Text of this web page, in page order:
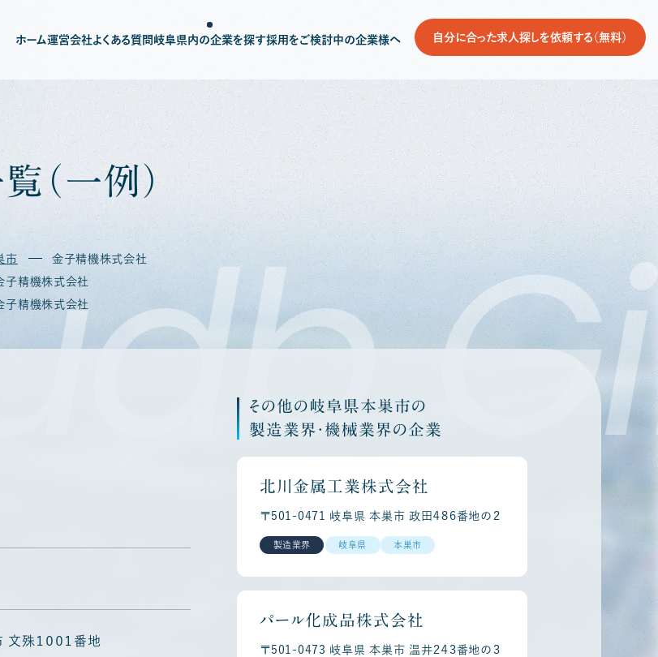
ホーム運営会社よくある質問 岐阜県内の企業を探す採用をご検討中の企業様へ 自分に合った求人探しを依頼する（無料）
覧 （ 一例 ）
市
金子精機株式会社
子精機株式会社
子精機株式会社
殊１００１番地
その他の岐阜県本巣市の
製造業界・機械業界の企業
北川金属工業株式会社
〒501-0471 岐阜県 本巣市 政田４８６番地の２
製造業界 岐阜県 本巣市
パール化成品株式会社
〒501-0473 岐阜県 本巣市 温井２４３番地の３